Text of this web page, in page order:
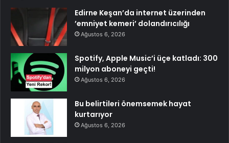
Edirne Keşan’da internet üzerinden
’emniyet kemeri’ dolandırıcılığı
Ağustos 6, 2026
Spotify, Apple Music’i üçe katladı: 300
milyon aboneyi geçti!
Ağustos 6, 2026
Bu belirtileri önemsemek hayat
kurtarıyor
Ağustos 6, 2026